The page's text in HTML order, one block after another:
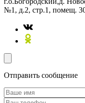
№1, д.2, стр.1, помещ.
Отправить сообщение